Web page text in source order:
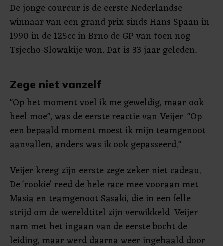
De jonge coureur is de eerste Nederlandse
winnaar van een grand prix sinds Hans Spaan in
1990 in de 125cc in Brno de GP van toen nog
Tsjecho-Slowakije won. Dat is 33 jaar geleden.
Zege niet vanzelf
"Op het moment voel ik me geweldig, maar ook
heel moe", was de eerste reactie van Veijer. "Op
een bepaald moment moest ik mijn teamgenoot
aanvallen, anders was ik ook gepasseerd."
Veijer kreeg zijn eerste zege zeker niet cadeau.
De 'rookie' reed de hele race mee vooraan met
Masia en teamgenoot Sasaki, die in een felle
strijd om de wereldtitel zijn verwikkeld. Veijer
nam met het ingaan van de eerste bocht de
leiding, maar werd daarna weer ingehaald door